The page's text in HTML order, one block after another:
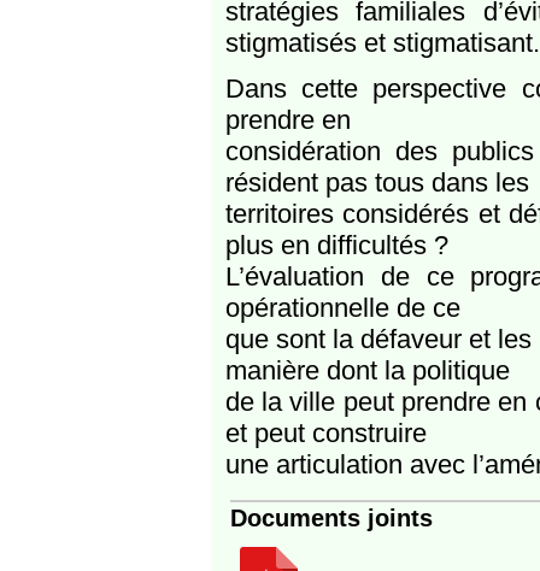
stratégies familiales
stigmatisés et stigmatisant.
Dans cette perspective
prendre en
considération des
résident pas tous dans les
territoires considérés et
plus en difficultés ?
L’évaluation de ce
opérationnelle de ce
que sont la défaveur et
manière dont la politique
de la ville peut prendre
et peut construire
une articulation avec
Documents joints